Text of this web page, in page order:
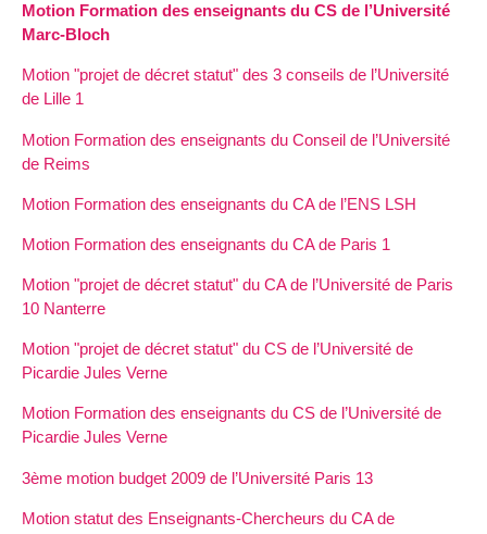
Motion Formation des enseignants du CS de l’Université
Marc-Bloch
Motion "projet de décret statut" des 3 conseils de l’Université
de Lille 1
Motion Formation des enseignants du Conseil de l’Université
de Reims
Motion Formation des enseignants du CA de l’ENS LSH
Motion Formation des enseignants du CA de Paris 1
Motion "projet de décret statut" du CA de l’Université de Paris
10 Nanterre
Motion "projet de décret statut" du CS de l’Université de
Picardie Jules Verne
Motion Formation des enseignants du CS de l’Université de
Picardie Jules Verne
3ème motion budget 2009 de l’Université Paris 13
Motion statut des Enseignants-Chercheurs du CA de